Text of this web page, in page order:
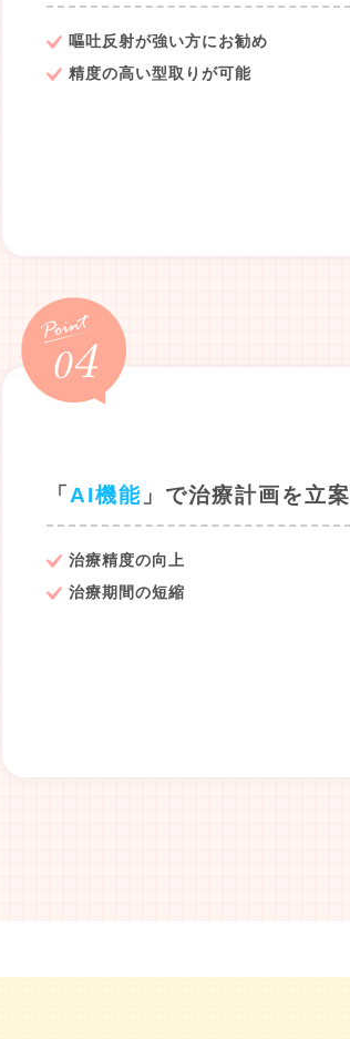
嘔吐反射が強い方にお勧め
精度の高い型取りが可能
「 AI機能 」で治療計画を立案
治療精度の向上
治療期間の短縮